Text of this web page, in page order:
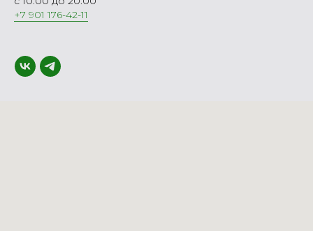
+7 901 176-42-11